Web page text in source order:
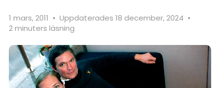
1 mars, 2011 • Uppdaterades 18 december, 2024 •
2 minuters läsning